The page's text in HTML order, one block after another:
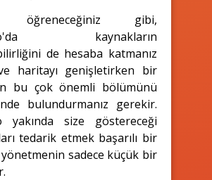
öğreneceğiniz gibi,
kaynakların
de hesaba katmanız
haritayı genişletirken bir
bu çok önemli bölümünü
bulundurmanız gerekir.
yakında size göstereceği
tedarik etmek başarılı bir
sadece küçük bir